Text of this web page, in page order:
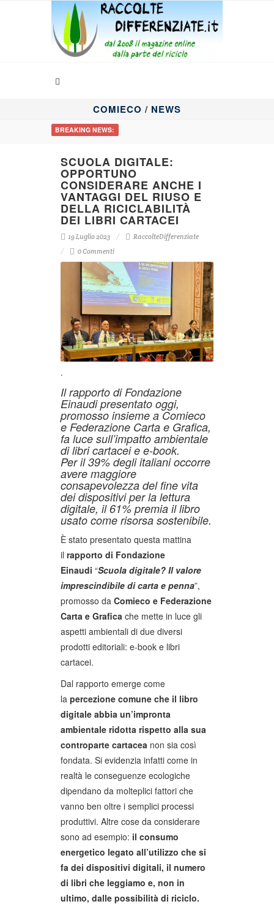
COMIECO / NEWS
BREAKING NEWS:
SCUOLA DIGITALE:
OPPORTUNO
CONSIDERARE ANCHE I
VANTAGGI DEL RIUSO E
DELLA RICICLABILITÀ
DEI LIBRI CARTACEI
19 Luglio 2023
RaccolteDifferenziate
0 Commenti
.
Il rapporto di Fondazione
Einaudi presentato oggi,
promosso insieme a Comieco
e Federazione Carta e Grafica,
fa luce sull’impatto ambientale
di libri cartacei e e-book.
Per il 39% degli italiani occorre
avere maggiore
consapevolezza del fine vita
dei dispositivi per la lettura
digitale, il 61% premia il libro
usato come risorsa sostenibile.
È stato presentato questa mattina
il rapporto di Fondazione
Einaudi “Scuola digitale? Il valore
imprescindibile di carta e penna”,
promosso da Comieco e Federazione
Carta e Grafica che mette in luce gli
aspetti ambientali di due diversi
prodotti editoriali: e-book e libri
cartacei.
Dal rapporto emerge come
la percezione comune che il libro
digitale abbia un’impronta
ambientale ridotta rispetto alla sua
controparte cartacea non sia così
fondata. Si evidenzia infatti come in
realtà le conseguenze ecologiche
dipendano da molteplici fattori che
vanno ben oltre i semplici processi
produttivi. Altre cose da considerare
sono ad esempio: il consumo
energetico legato all’utilizzo che si
fa dei dispositivi digitali, il numero
di libri che leggiamo e, non in
ultimo, dalle possibilità di riciclo.